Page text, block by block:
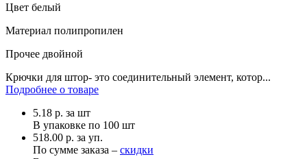
Цвет белый
Материал полипропилен
Прочее двойной
Крючки для штор- это соединительный элемент, котор...
Подробнее о товаре
5.18 р. за шт
В упаковке по 100 шт
518.00 р. за уп.
По сумме заказа – скидки